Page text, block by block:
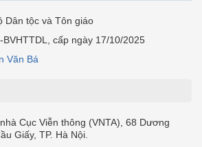
Dân tộc và Tôn giáo
cấp ngày 17/10/2025
Văn Bá
Cục Viễn thông (VNTA), 68 Dương
Giấy, TP. Hà Nội.